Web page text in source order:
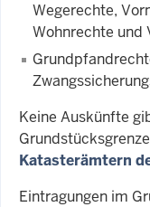
Wegerechte,
Wohnrechte und
Keine Auskünfte
Katasterämtern
Eintragungen im